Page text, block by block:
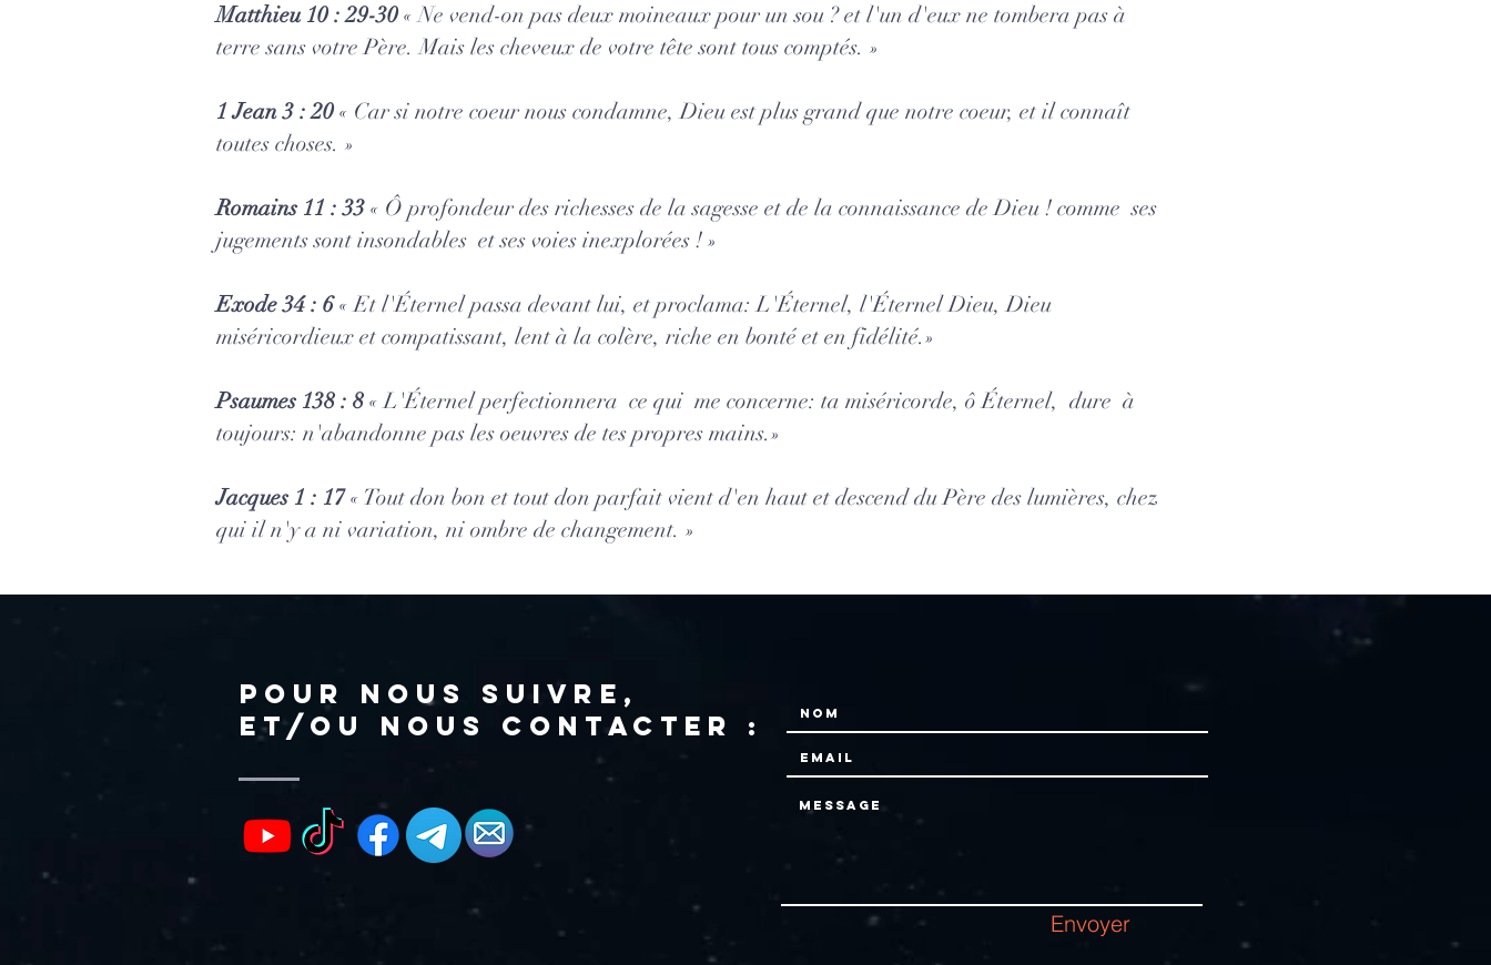
Matthieu 10 : 29-30«Ne vend-on pas deux moineaux pour un sou ? et l'un d'eux ne tombera pas à
terre sans votre Père. Mais les cheveux de votre tête sont tous comptés. »
1 Jean 3 : 20« Car si notre coeur nous condamne, Dieu est plus grand que notre coeur, et il connaît
toutes choses. »
Romains 11 : 33 « Ô profondeur des richesses de la sagesse et de la connaissance de Dieu ! comme ses
jugements sont insondables et ses voies inexplorées ! »
Exode 34 : 6« Et l'Éternel passa devant lui, et proclama: L'Éternel, l'Éternel Dieu, Dieu
miséricordieux et compatissant, lent à la colère, riche en bonté et en fidélité.»
Psaumes 138 : 8 « L'Éternel perfectionnera ce qui me concerne: ta miséricorde, ô Éternel, dure à
toujours: n'abandonne pas les oeuvres de tes propres mains.»
Jacques 1 : 17« Tout don bon et tout don parfait vient d'en haut et descend du Père des lumières, chez
qui il n'y a ni variation, ni ombre de changement. »
Pour nous suivre,
et/ou nous contacter :
Envoyer